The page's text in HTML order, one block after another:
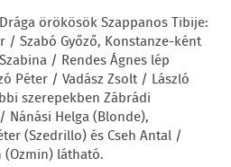
örökösök Szappanos Tibije:
/ Szabó Győző, Konstanze-ként
/ Rendes Ágnes lép
Péter / Vadász Zsolt / László
szerepekben Zábrádi
Helga (Blonde),
(Szedrillo) és Cseh Antal /
(Ozmin) látható.